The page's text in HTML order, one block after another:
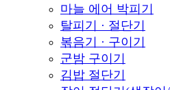
마늘 에어 박피기
탈피기 · 절단기
볶음기 · 구이기
군밤 구이기
김밥 절단기